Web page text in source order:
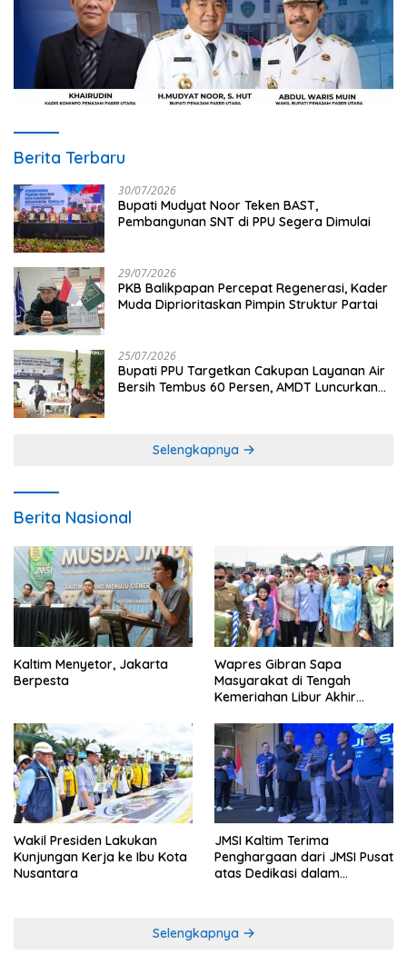
Berita Terbaru
30/07/2026
Bupati Mudyat Noor Teken BAST,
Pembangunan SNT di PPU Segera Dimulai
29/07/2026
PKB Balikpapan Percepat Regenerasi, Kader
Muda Diprioritaskan Pimpin Struktur Partai
25/07/2026
Bupati PPU Targetkan Cakupan Layanan Air
Bersih Tembus 60 Persen, AMDT Luncurkan
Selengkapnya
Berita Nasional
Kaltim Menyetor, Jakarta
Berpesta
Wapres Gibran Sapa
Masyarakat di Tengah
Kemeriahan Libur Akhir
Wakil Presiden Lakukan
Kunjungan Kerja ke Ibu Kota
Nusantara
JMSI Kaltim Terima
Penghargaan dari JMSI Pusat
atas Dedikasi dalam
Selengkapnya